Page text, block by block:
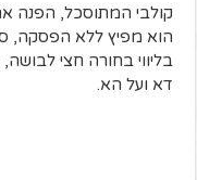
קולבי המתוסכל, הפנה
הוא מפיץ ללא הפסקה,
בליווי בחורה חצי
דא ועל הא.